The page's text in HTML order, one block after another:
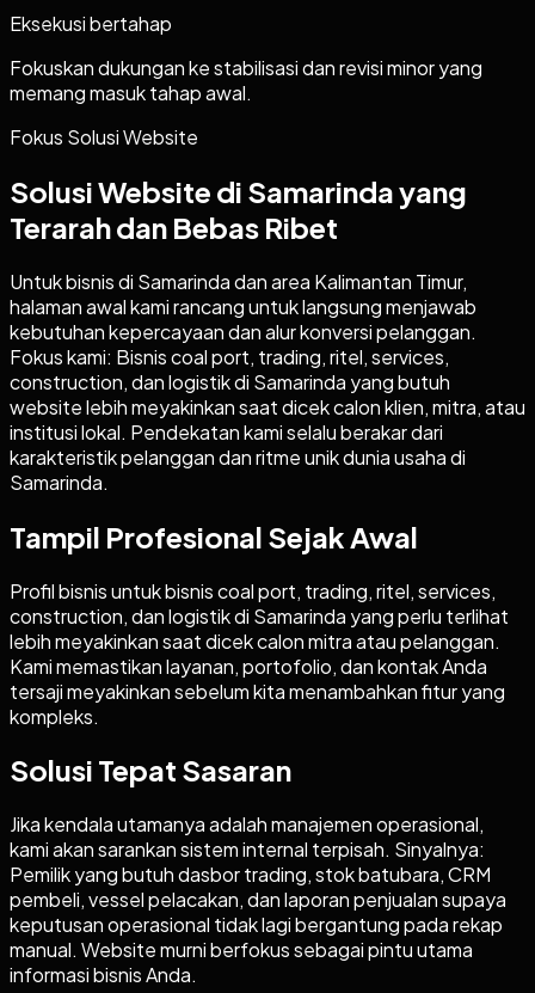
Eksekusi bertahap
Fokuskan dukungan ke stabilisasi dan revisi minor yang
memang masuk tahap awal.
Fokus Solusi Website
Solusi Website di Samarinda yang
Terarah dan Bebas Ribet
Untuk bisnis di Samarinda dan area Kalimantan Timur,
halaman awal kami rancang untuk langsung menjawab
kebutuhan kepercayaan dan alur konversi pelanggan.
Fokus kami: Bisnis coal port, trading, ritel, services,
construction, dan logistik di Samarinda yang butuh
website lebih meyakinkan saat dicek calon klien, mitra, atau
institusi lokal. Pendekatan kami selalu berakar dari
karakteristik pelanggan dan ritme unik dunia usaha di
Samarinda.
Tampil Profesional Sejak Awal
Profil bisnis untuk bisnis coal port, trading, ritel, services,
construction, dan logistik di Samarinda yang perlu terlihat
lebih meyakinkan saat dicek calon mitra atau pelanggan.
Kami memastikan layanan, portofolio, dan kontak Anda
tersaji meyakinkan sebelum kita menambahkan fitur yang
kompleks.
Solusi Tepat Sasaran
Jika kendala utamanya adalah manajemen operasional,
kami akan sarankan sistem internal terpisah. Sinyalnya:
Pemilik yang butuh dasbor trading, stok batubara, CRM
pembeli, vessel pelacakan, dan laporan penjualan supaya
keputusan operasional tidak lagi bergantung pada rekap
manual. Website murni berfokus sebagai pintu utama
informasi bisnis Anda.